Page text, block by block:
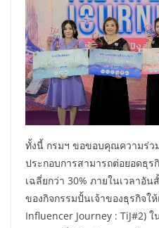
ทั้งนี้ กรมฯ ขอขอบคุณความร่ว
ประกอบการสามารถต่อยอดธุ
เฉลี่ยกว่า 30% ภายในเวลาอั
ของกิจกรรมปั้นเจ้าของธุรกิจใ
Influencer Journey : TiJ#2)